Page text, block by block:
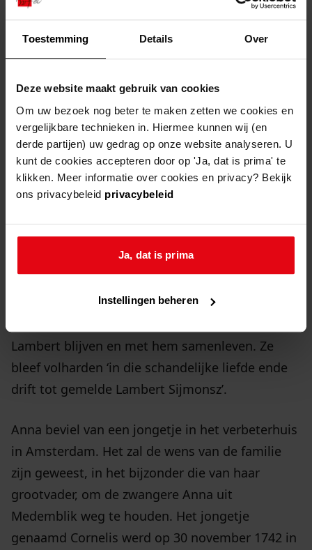
Toestemming Details Over
Deze website maakt gebruik van cookies
Om uw bezoek nog beter te maken zetten we cookies en
vergelijkbare technieken in. Hiermee kunnen wij (en
derde partijen) uw gedrag op onze website analyseren. U
kunt de cookies accepteren door op 'Ja, dat is prima' te
klikken. Meer informatie over cookies en privacy? Bekijk
ons privacybeleid privacybeleid
Ja, dat is prima
Instellingen beheren
Lambert hadden zelfs ‘vleesselijke conversatie’
met een zwangerschap tot gevolg.
schandelijke liefde
Een huwelijk tussen Anna en Lambert zat er niet
in. Lambert was al getrouwd en had een kind.
Bovendien was sprake van standsverschil.
gelegenheid gehad om ‘sig na haare staat met
yemand van haar fatsoen te kunnen in den
koos haar eigen weg en in plaats van spijt en
Lambert blijven en met hem samenleven. Ze
bleef volharden ‘in die schandelijke liefde ende
drift tot gemelde Lambert Sijmonsz’.
Anna beviel van een jongetje in het verbeterhuis
in Amsterdam. Het zal de wens van de familie
zijn geweest, in het bijzonder die van haar
grootvader, om de zwangere Anna uit
Medemblik weg te houden. Het jongetje
genaamd Cornelis werd op 30 november 1742 in